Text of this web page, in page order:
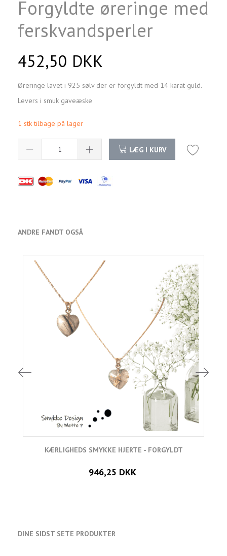
Forgyldte øreringe med
ferskvandsperler
452,50 DKK
Øreringe lavet i 925 sølv der er forgyldt med 14 karat guld.
Levers i smuk gaveæske
1 stk tilbage på lager
LÆG I KURV
ANDRE FANDT OGSÅ
KÆRLIGHEDS SMYKKE HJERTE - FORGYLDT
946,25 DKK
DINE SIDST SETE PRODUKTER